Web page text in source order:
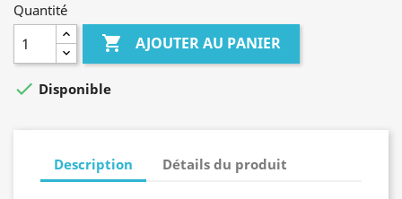
Quantité
 AJOUTER AU PANIER
 Disponible
Description Détails du produit